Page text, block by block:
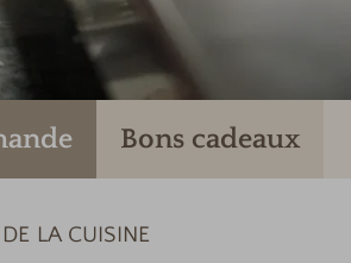
Bons cadeaux
DE LA CUISINE